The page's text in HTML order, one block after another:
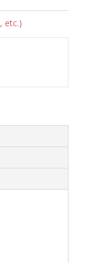
etc.)